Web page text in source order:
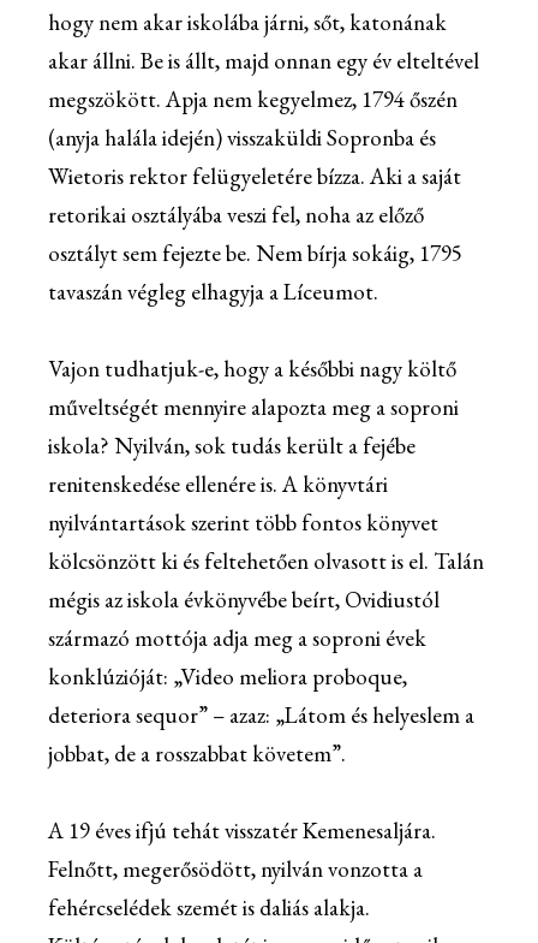
hogy nem akar iskolába járni, sőt, katonának
akar állni. Be is állt, majd onnan egy év elteltével
megszökött. Apja nem kegyelmez, 1794 őszén
(anyja halála idején) visszaküldi Sopronba és
Wietoris rektor felügyeletére bízza. Aki a saját
retorikai osztályába veszi fel, noha az előző
osztályt sem fejezte be. Nem bírja sokáig, 1795
tavaszán végleg elhagyja a Líceumot.
Vajon tudhatjuk-e, hogy a későbbi nagy költő
műveltségét mennyire alapozta meg a soproni
iskola? Nyilván, sok tudás került a fejébe
renitenskedése ellenére is. A könyvtári
nyilvántartások szerint több fontos könyvet
kölcsönzött ki és feltehetően olvasott is el. Talán
mégis az iskola évkönyvébe beírt, Ovidiustól
származó mottója adja meg a soproni évek
konklúzióját: „Video meliora proboque,
deteriora sequor” – azaz: „Látom és helyeslem a
jobbat, de a rosszabbat követem”.
A 19 éves ifjú tehát visszatér Kemenesaljára.
Felnőtt, megerősödött, nyilván vonzotta a
fehércselédek szemét is daliás alakja.